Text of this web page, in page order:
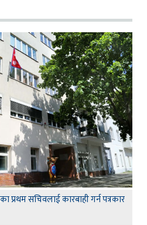
प्रथम सचिवलाई कारबाही गर्न पत्रकार